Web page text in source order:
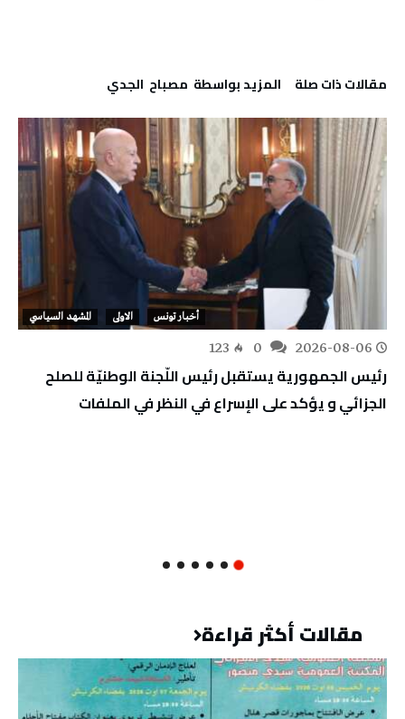
‫مقالات ذات صلة‬ ‫‫المزيد بواسطة‬ ‬ مصباح ‭ ‬الجدي
أخبار تونس الاولى المشهد السياسي
2026-08-06
123
رئيس الجمهورية يستقبل رئيس اللّجنة الوطنيّة للصلح
الجزائي و يؤكد على الإسراع في النظر في الملفات
مقالات أكثر قراءة